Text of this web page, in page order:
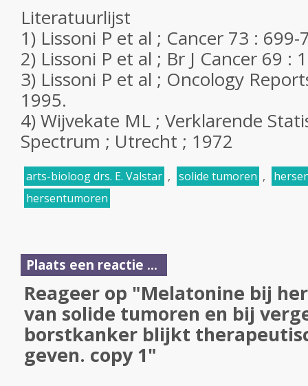
Literatuurlijst
1) Lissoni P et al ; Cancer 73 :
2) Lissoni P et al ; Br J Cancer 69 :
3) Lissoni P et al ; Oncology
1995.
4) Wijvekate ML ; Verklarende
Spectrum ; Utrecht ; 1972
arts-bioloog drs. E. Valstar , solide tumoren ,
hersentumoren
Plaats een reactie ...
Reageer op "Melatonine bij
van solide tumoren en bij
borstkanker blijkt
geven. copy 1"